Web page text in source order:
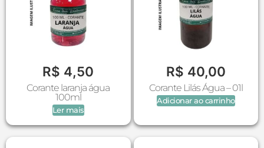
R$ 4,50
Corante laranja água
100ml
Ler mais
R$ 40,00
Corante Lilás Água – 01l
Adicionar ao carrinho